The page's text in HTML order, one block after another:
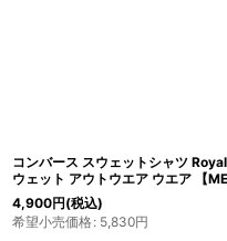
コンバース スウェットシャツ
ウェット アウトウエア ウエア 【
4,900円(税込)
希望小売価格: 5,830円